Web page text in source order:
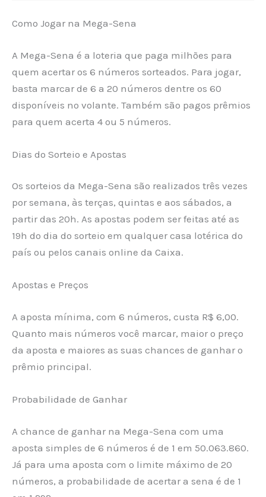
Como Jogar na Mega-Sena
A Mega-Sena é a loteria que paga milhões para
quem acertar os 6 números sorteados. Para jogar,
basta marcar de 6 a 20 números dentre os 60
disponíveis no volante. Também são pagos prêmios
para quem acerta 4 ou 5 números.
Dias do Sorteio e Apostas
Os sorteios da Mega-Sena são realizados três vezes
por semana, às terças, quintas e aos sábados, a
partir das 20h. As apostas podem ser feitas até as
19h do dia do sorteio em qualquer casa lotérica do
país ou pelos canais online da Caixa.
Apostas e Preços
A aposta mínima, com 6 números, custa R$ 6,00.
Quanto mais números você marcar, maior o preço
da aposta e maiores as suas chances de ganhar o
prêmio principal.
Probabilidade de Ganhar
A chance de ganhar na Mega-Sena com uma
aposta simples de 6 números é de 1 em 50.063.860.
Já para uma aposta com o limite máximo de 20
números, a probabilidade de acertar a sena é de 1